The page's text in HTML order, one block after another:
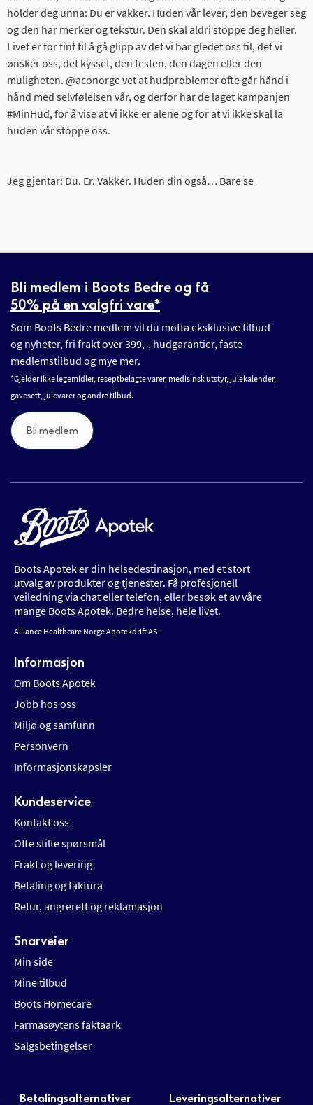
holder deg unna: Du er vakker. Huden vår lever, den beveger seg
og den har merker og tekstur. Den skal aldri stoppe deg heller.
Livet er for fint til å gå glipp av det vi har gledet oss til, det vi
ønsker oss, det kysset, den festen, den dagen eller den
muligheten. @aconorge vet at hudproblemer ofte går hånd i
hånd med selvfølelsen vår, og derfor har de laget kampanjen
#MinHud, for å vise at vi ikke er alene og for at vi ikke skal la
huden vår stoppe oss.
Jeg gjentar: Du. Er. Vakker. Huden din også… Bare se
Bli medlem i Boots Bedre og få
50% på en valgfri vare*
Som Boots Bedre medlem vil du motta eksklusive tilbud
og nyheter, fri frakt over 399,-, hudgarantier, faste
medlemstilbud og mye mer.
*Gjelder ikke legemidler, reseptbelagte varer, medisinsk utstyr, julekalender,
gavesett, julevarer og andre tilbud.
Bli medlem
Boots Apotek er din helsedestinasjon, med et stort
utvalg av produkter og tjenester. Få profesjonell
veiledning via chat eller telefon, eller besøk et av våre
mange Boots Apotek. Bedre helse, hele livet.
Alliance Healthcare Norge Apotekdrift AS
Informasjon
Om Boots Apotek
Jobb hos oss
Miljø og samfunn
Personvern
Informasjonskapsler
Kundeservice
Kontakt oss
Ofte stilte spørsmål
Frakt og levering
Betaling og faktura
Retur, angrerett og reklamasjon
Snarveier
Min side
Mine tilbud
Boots Homecare
Farmasøytens faktaark
Salgsbetingelser
Betalingsalternativer Leveringsalternativer